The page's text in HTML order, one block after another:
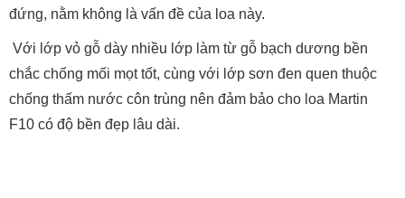
đứng, nằm không là vấn đề của loa này.
Với lớp vỏ gỗ dày nhiều lớp làm từ gỗ bạch dương bền
chắc chống mối mọt tốt, cùng với lớp sơn đen quen thuộc
chống thấm nước côn trùng nên đảm bảo cho loa Martin
F10 có độ bền đẹp lâu dài.